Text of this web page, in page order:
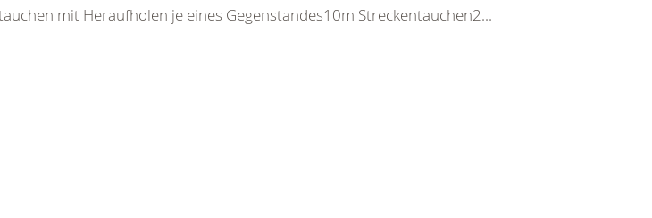
mit Heraufholen je eines Gegenstandes10m Streckentauchen2...